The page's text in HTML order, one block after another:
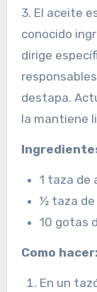
3. El aceite
conocido
dirige
destapa.
la mantiene
1 taza de
½ taza de
10 gotas
Como hacer:
En un